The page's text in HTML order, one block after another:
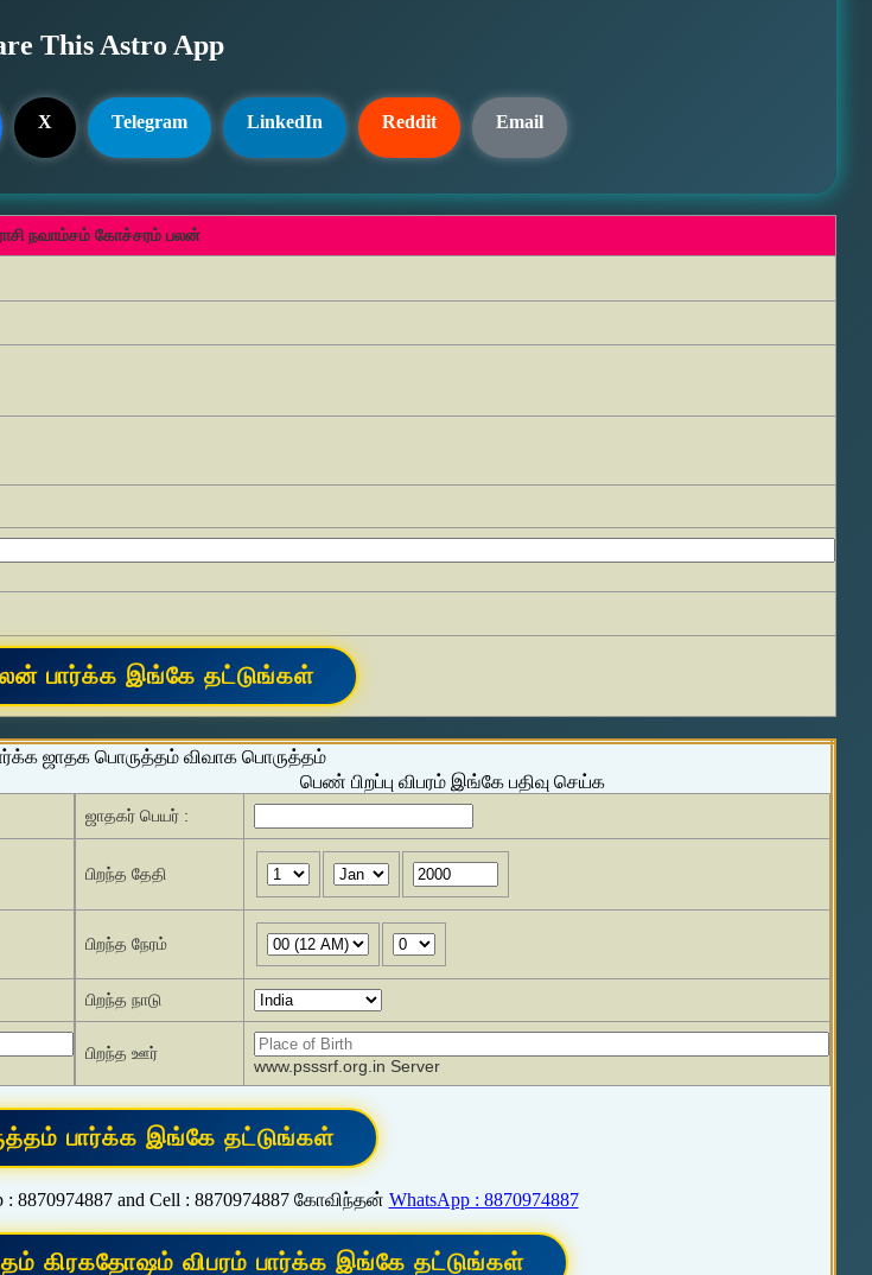
This Astro App
X Telegram LinkedIn Reddit Email
நவாம்சம் கோச்சரம் பலன்
ஜாதக பொருத்தம் விவாக பொருத்தம்
பெண் பிறப்பு விபரம் இங்கே பதிவு செய்க
ஜாதகர் பெயர் :
பிறந்த தேதி
பிறந்த நேரம்
பிறந்த நாடு
பிறந்த ஊர்
www.psssrf.org.in Server
and Cell : 8870974887 கோவிந்தன் WhatsApp : 8870974887